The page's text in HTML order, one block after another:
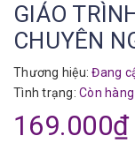
GIÁO
CHUYÊN
Thương hiệu: Đang
Tình trạng: Còn hàng
169.000₫